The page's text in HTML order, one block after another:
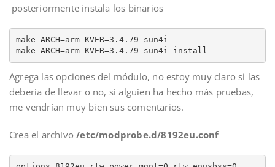
posteriormente instala los binarios
make ARCH=arm KVER=3.4.79-sun4i
make ARCH=arm KVER=3.4.79-sun4i install
Agrega las opciones del módulo, no estoy muy claro si las
debería de llevar o no, si alguien ha hecho más pruebas,
me vendrían muy bien sus comentarios.
Crea el archivo/etc/modprobe.d/8192eu.conf